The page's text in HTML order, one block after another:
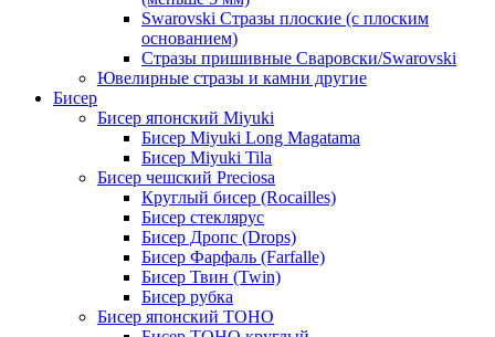
Swarovski Стразы плоские (с плоским
основанием)
Стразы пришивные Сваровски/Swarovski
Ювелирные стразы и камни другие
Бисер
Бисер японский Miyuki
Бисер Miyuki Long Magatama
Бисер Miyuki Tila
Бисер чешский Preciosa
Круглый бисер (Rocailles)
Бисер стеклярус
Бисер Дропс (Drops)
Бисер Фарфаль (Farfalle)
Бисер Твин (Twin)
Бисер рубка
Бисер японский TOHO